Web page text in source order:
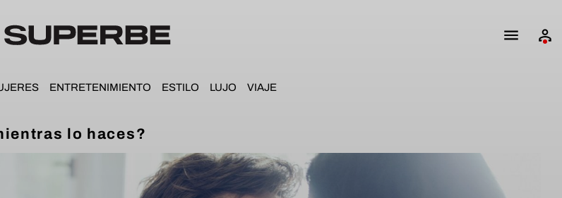
ENTRETENIMIENTO ESTILO LUJO VIAJE
lo haces?